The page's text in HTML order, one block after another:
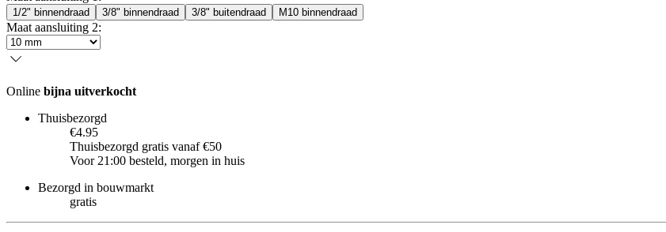
1/2" binnendraad 3/8" binnendraad 3/8" buitendraad M10 binnendraad
Maat aansluiting 2:
Online bijna uitverkocht
Thuisbezorgd
€4.95
Thuisbezorgd gratis vanaf €50
Voor 21:00 besteld, morgen in huis
Bezorgd in bouwmarkt
gratis